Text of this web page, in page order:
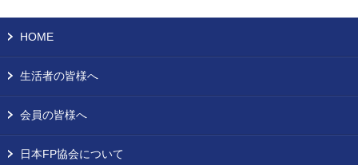
HOME
生活者の皆様へ
会員の皆様へ
日本FP協会について